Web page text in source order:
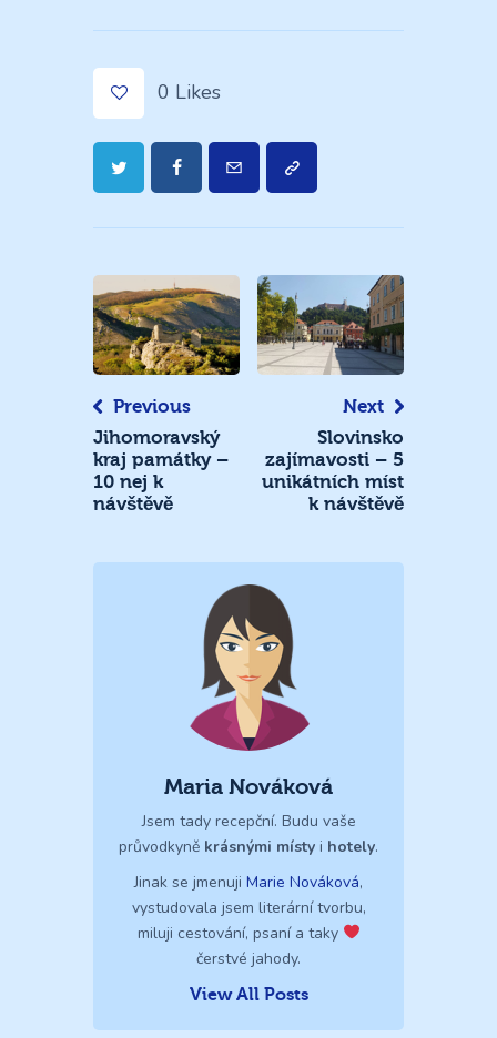
0 Likes
Navigace
pro
příspěvek
Previous
Jihomoravský
kraj památky –
10 nej k
návštěvě
Next
Slovinsko
zajímavosti – 5
unikátních míst
k návštěvě
Maria Nováková
Jsem tady recepční. Budu vaše
průvodkyně krásnými místy i hotely.
Jinak se jmenuji Marie Nováková,
vystudovala jsem literární tvorbu,
miluji cestování, psaní a taky
čerstvé jahody.
View All Posts